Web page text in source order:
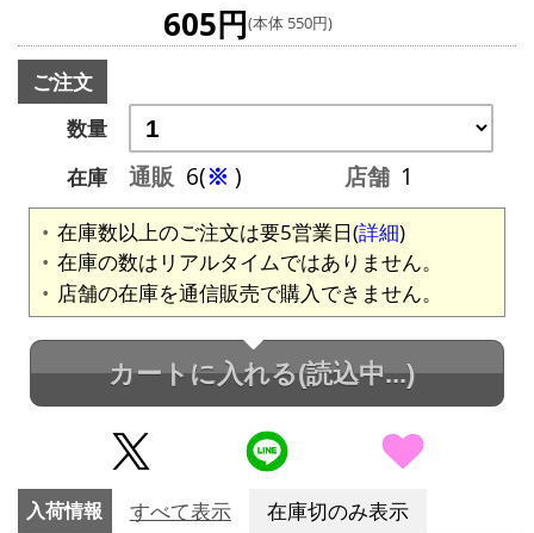
605円(本体 550円)
ご注文
数量
在庫
通販 6(※ ) 店舗 1
在庫数以上のご注文は要5営業日(詳細)
在庫の数はリアルタイムではありません。
店舗の在庫を通信販売で購入できません。
カートに入れる(読込中...)
入荷情報 すべて表示 在庫切のみ表示